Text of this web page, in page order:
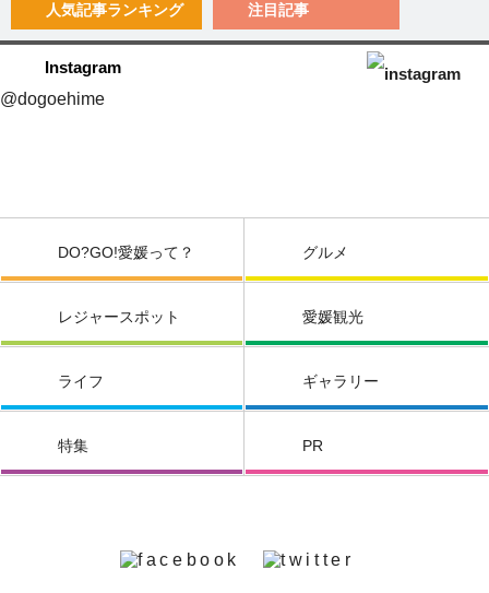
人気記事ランキング 注目記事
Instagram
@dogoehime
DO?GO!愛媛って？ グルメ
レジャースポット 愛媛観光
ライフ ギャラリー
特集 PR